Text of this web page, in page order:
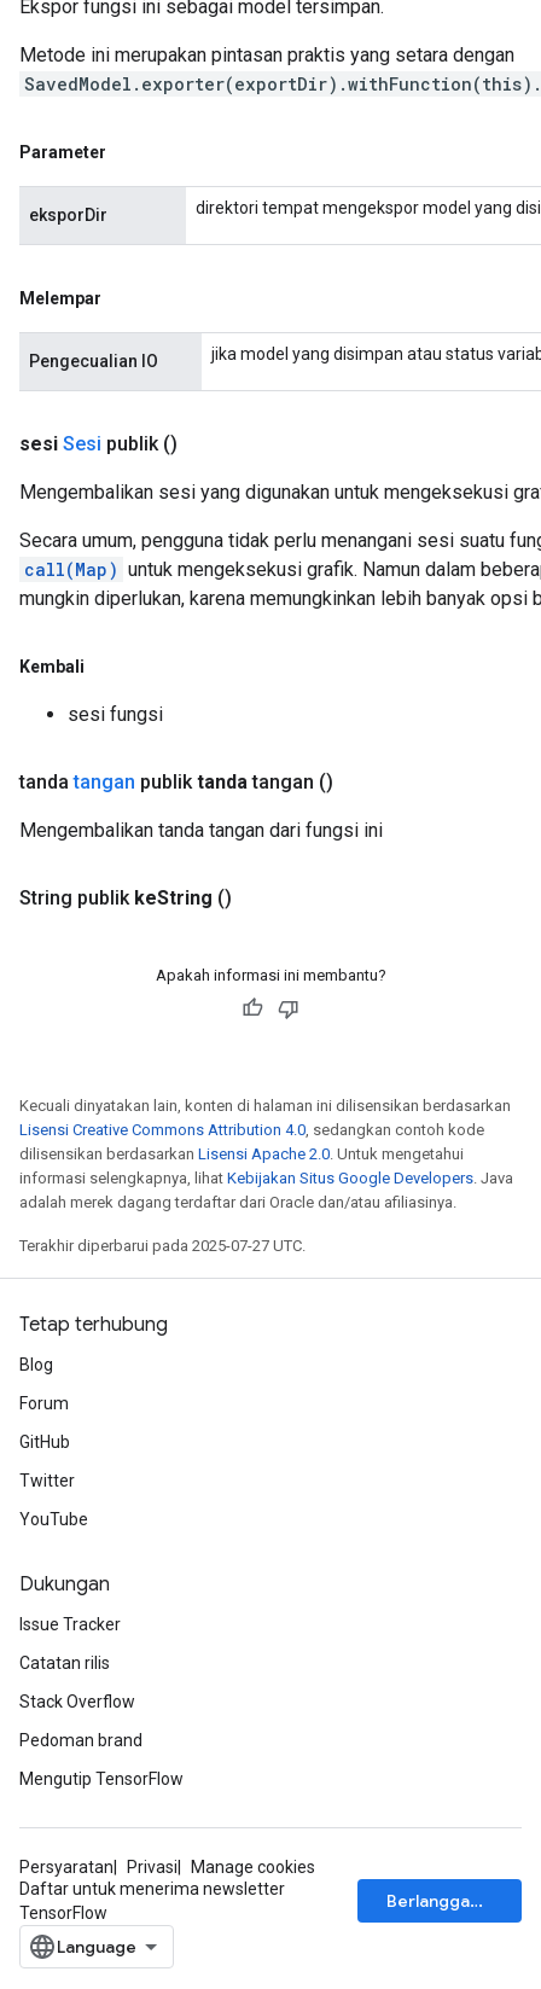
Ekspor fungsi ini sebagai model tersimpan.
Metode ini merupakan pintasan praktis yang setara dengan
Parameter
eksporDir direktori tempat mengekspor model yang
Melempar
Pengecualian IO jika model yang disimpan atau status
sesi Sesi publik ()
Mengembalikan sesi yang digunakan untuk mengeksekusi
Secara umum, pengguna tidak perlu menangani sesi suatu
call(Map) untuk mengeksekusi grafik. Namun dalam
mungkin diperlukan, karena memungkinkan lebih banyak opsi
Kembali
sesi fungsi
tandatangan publik tandatangan ()
Mengembalikan tanda tangan dari fungsi ini
String publik keString ()
Apakah informasi ini membantu?
Kecuali dinyatakan lain, konten di halaman ini dilisensikan berdasarkan
Lisensi Creative Commons Attribution 4.0, sedangkan contoh kode
dilisensikan berdasarkan Lisensi Apache 2.0. Untuk mengetahui
informasi selengkapnya, lihat Kebijakan Situs Google Developers. Java
adalah merek dagang terdaftar dari Oracle dan/atau afiliasinya.
Terakhir diperbarui pada 2025-07-27 UTC.
Tetap terhubung
Blog
Forum
GitHub
Twitter
YouTube
Dukungan
Issue Tracker
Catatan rilis
Stack Overflow
Pedoman brand
Mengutip TensorFlow
Persyaratan Privasi
Manage cookies
Daftar untuk menerima newsletter
TensorFlow
Berlangganan